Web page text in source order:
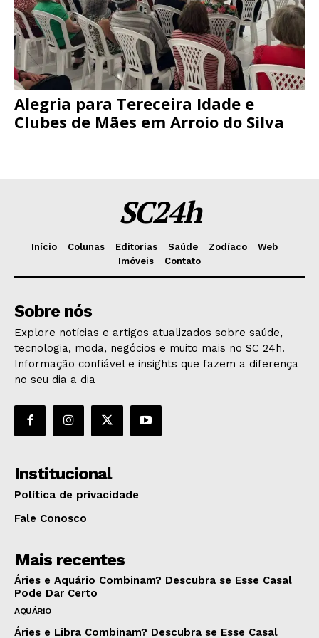
Alegria para Tereceira Idade e
Clubes de Mães em Arroio do Silva
SC24h
Início Colunas Editorias Saúde Zodíaco
Web
Imóveis
Contato
Sobre nós
Explore notícias e artigos atualizados sobre saúde,
tecnologia, moda, negócios e muito mais no SC 24h.
Informação confiável e insights que fazem a diferença
no seu dia a dia
Institucional
Política de privacidade
Fale Conosco
Mais recentes
Áries e Aquário Combinam? Descubra se Esse Casal
Pode Dar Certo
AQUÁRIO
Áries e Libra Combinam? Descubra se Esse Casal